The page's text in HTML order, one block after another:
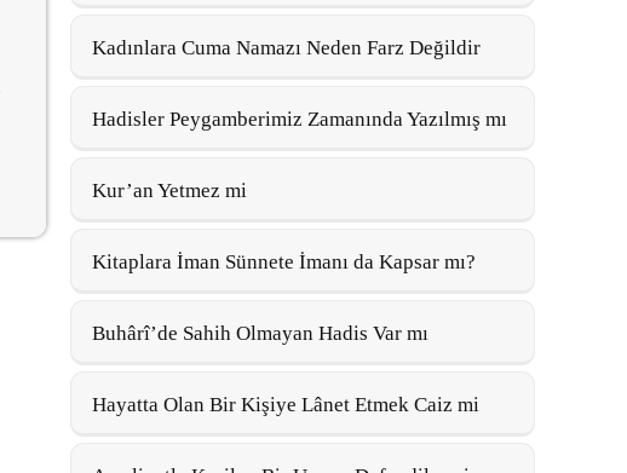
Kadınlara Cuma Namazı Neden Farz Değildir
Hadisler Peygamberimiz Zamanında Yazılmış mı
Kur’an Yetmez mi
Kitaplara İman Sünnete İmanı da Kapsar mı?
Buhârî’de Sahih Olmayan Hadis Var mı
Hayatta Olan Bir Kişiye Lânet Etmek Caiz mi